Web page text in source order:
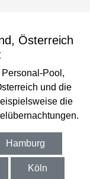
Österreich
Pool,
und die
die
Hamburg
Köln